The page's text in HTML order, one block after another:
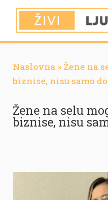
Naslovna »Žene na
biznise, nisu samo
Žene na selu
biznise, nisu